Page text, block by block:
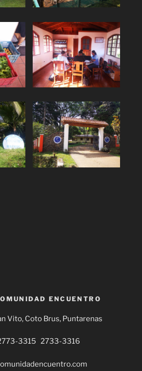
ENCUENTRO
Vito, Coto Brus, Puntarenas
3315 2733-3316